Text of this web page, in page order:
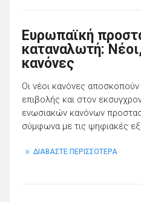
Ευρωπαϊκή
καταναλωτή:
κανόνες
Οι νέοι κανόνες
επιβολής και στον
ενωσιακών κανόνων
σύμφωνα με τις ψηφιακές
ΔΙΑΒΑΣΤΕ ΠΕΡΙΣΣΟΤΕΡΑ